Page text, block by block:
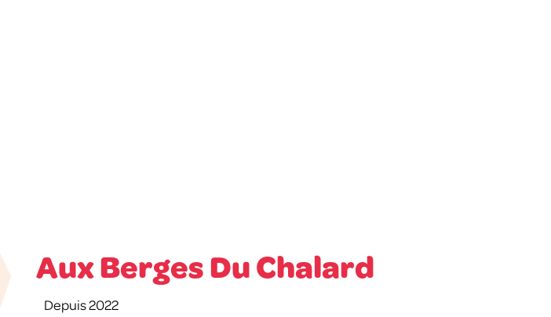
Aux Berges Du Chalard
Depuis 2022